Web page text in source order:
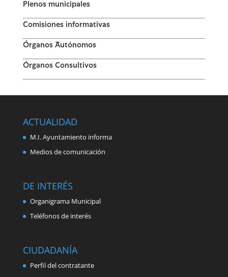
Plenos municipales
Comisiones informativas
Órganos Autónomos
Órganos Consultivos
ACTUALIDAD
M.I. Ayuntamiento informa
Medios de comunicación
DE INTERÉS
Organigrama Municipal
Teléfonos de interés
CIUDADANÍA
Perfil del contratante